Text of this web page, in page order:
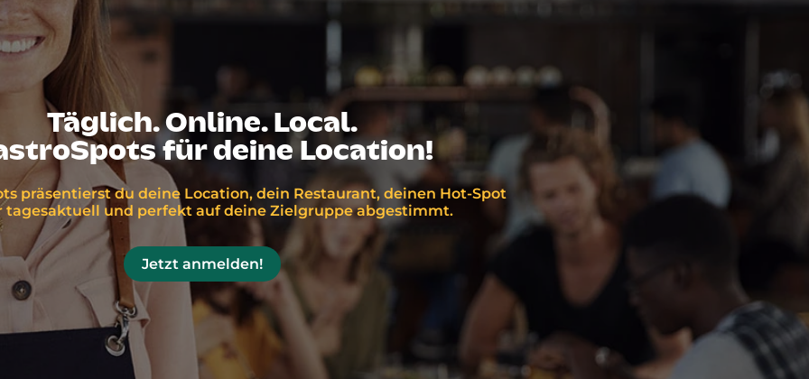
Täglich. Online. Local.
für deine Location!
präsentierst du deine Location, dein Restaurant, deinen Hot-Spot
tagesaktuell und perfekt auf deine Zielgruppe abgestimmt.
Jetzt anmelden!